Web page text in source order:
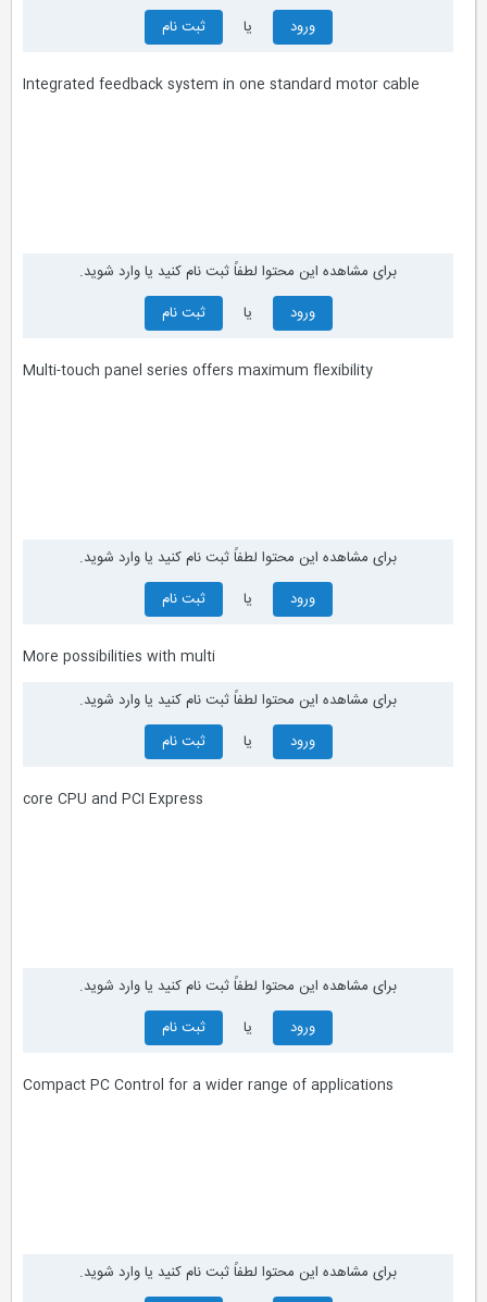
ورود
ثبت نام
Integrated feedback system in one standard motor cable
برای مشاهده این محتوا لطفاً ثبت نام کنید یا وارد شوید.
ورود
ثبت نام
Multi-touch panel series offers maximum flexibility
برای مشاهده این محتوا لطفاً ثبت نام کنید یا وارد شوید.
ورود
ثبت نام
More possibilities with multi
برای مشاهده این محتوا لطفاً ثبت نام کنید یا وارد شوید.
ورود
ثبت نام
core CPU and PCI Express
برای مشاهده این محتوا لطفاً ثبت نام کنید یا وارد شوید.
ورود
ثبت نام
Compact PC Control for a wider range of applications
برای مشاهده این محتوا لطفاً ثبت نام کنید یا وارد شوید.